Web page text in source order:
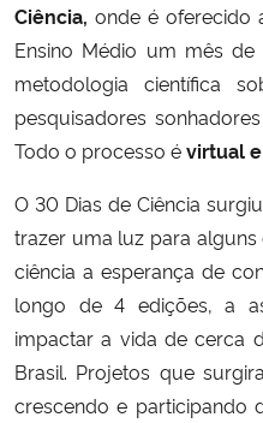
Ministério da Ciência, Tecnologia,
Ministério do Meio Ambiente
Ministério do Turismo
Ministério do Desenvolvimento
Controladoria-Geral da União
Ministério da Mulher, da Família e
Secretaria-Geral
Ciência, onde é oferecido
Ensino Médio um mês
metodologia científica
pesquisadores
Todo o processo évirtual
O 30 Dias de Ciência
trazer uma luz para
ciência a esperança de
longo de 4 edições, a
impactar a vida de cerca
Brasil. Projetos que
crescendo e participando